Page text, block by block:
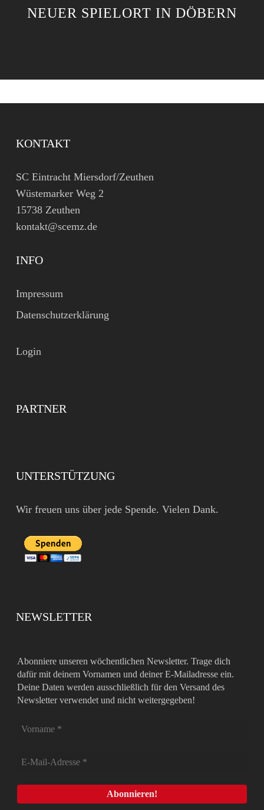
NEUER SPIELORT IN DÖBERN
KONTAKT
SC Eintracht Miersdorf/Zeuthen
Wüstemarker Weg 2
15738 Zeuthen
kontakt@scemz.de
INFO
Impressum
Datenschutzerklärung
Login
PARTNER
UNTERSTÜTZUNG
Wir freuen uns über jede Spende. Vielen Dank.
NEWSLETTER
Abonniere unseren wöchentlichen Newsletter. Trage dich
dafür mit deinem Vornamen und deiner E-Mailadresse ein.
Deine Daten werden ausschließlich für den Versand des
Newsletter verwendet und nicht weitergegeben!